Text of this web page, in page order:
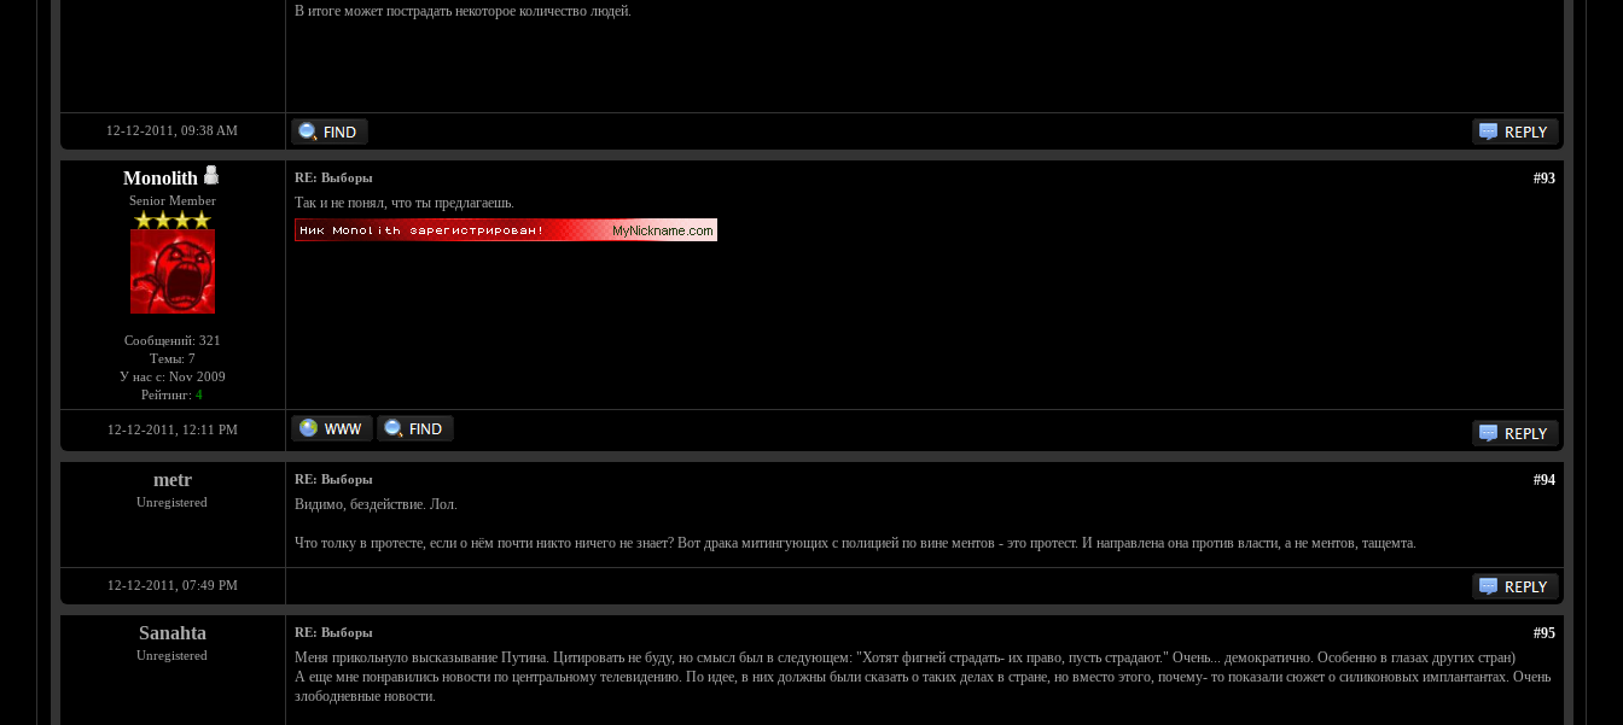
В итоге может пострадать некоторое количество людей.
12-12-2011, 09:38 AM
Monolith
Senior Member
Сообщений: 321
Темы: 7
У нас с: Nov 2009
Рейтинг: 4
#93
RE: Выборы
Так и не понял, что ты предлагаешь.
12-12-2011, 12:11 PM
metr
Unregistered
#94
RE: Выборы
Видимо, бездействие. Лол.
Что толку в протесте, если о нём почти никто ничего не знает? Вот драка митингующих с полицией по вине ментов - это протест. И направлена она против власти, а не ментов, тащемта.
12-12-2011, 07:49 PM
Sanahta
Unregistered
#95
RE: Выборы
Меня прикольнуло высказывание Путина. Цитировать не буду, но смысл был в следующем: "Хотят фигней страдать- их право, пусть страдают." Очень... демократично. Особенно в глазах других стран)
А еще мне понравились новости по центральному телевидению. По идее, в них должны были сказать о таких делах в стране, но вместо этого, почему- то показали сюжет о силиконовых имплантантах. Очень
злободневные новости.